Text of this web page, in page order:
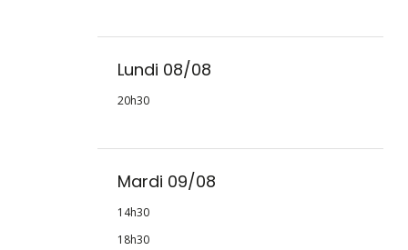
Lundi 08/08
20h30
Mardi 09/08
14h30
18h30